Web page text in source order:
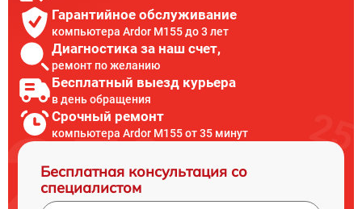
Гарантийное обслуживание
компьютера Ardor M155 до 3 лет
Диагностика за наш счет,
ремонт по желанию
Бесплатный выезд курьера
в день обращения
Срочный ремонт
компьютера Ardor M155 от 35 минут
Бесплатная консультация со
специалистом